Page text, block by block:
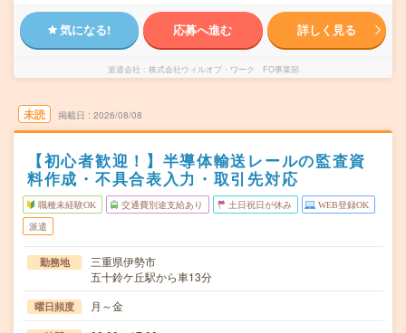
気になる! 応募へ進む 詳しく見る
派遣会社 株式会社ウィルオブ・ワーク FO事業部
未読 掲載日 2026/08/08
【初心者歓迎！】半導体輸送レールの監査資
料作成・不具合表入力・取引先対応
職種未経験OK 交通費別途支給あり 土日祝日が休み WEB登録OK
派遣
勤務地
三重県伊勢市
五十鈴ケ丘駅から車13分
曜日頻度 月～金